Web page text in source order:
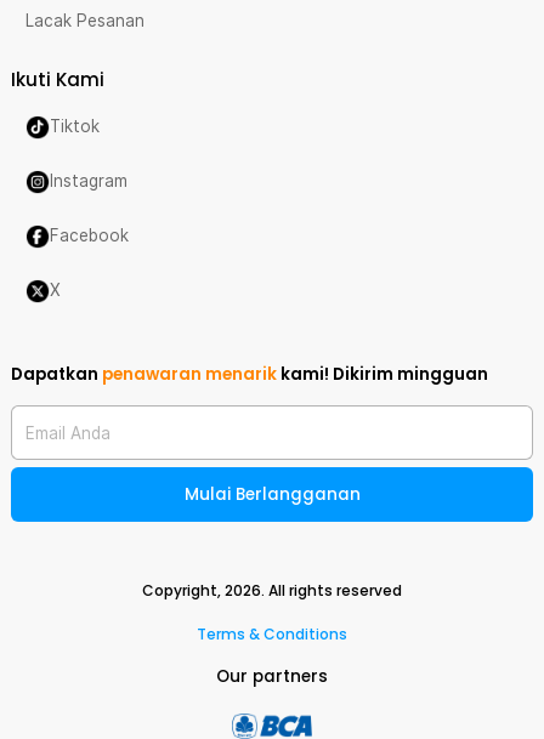
Lacak Pesanan
Ikuti Kami
Tiktok
Instagram
Facebook
X
Dapatkan penawaran menarik kami! Dikirim mingguan
Email Anda
Mulai Berlangganan
Copyright,2026. All rights reserved
Terms & Conditions
Our partners